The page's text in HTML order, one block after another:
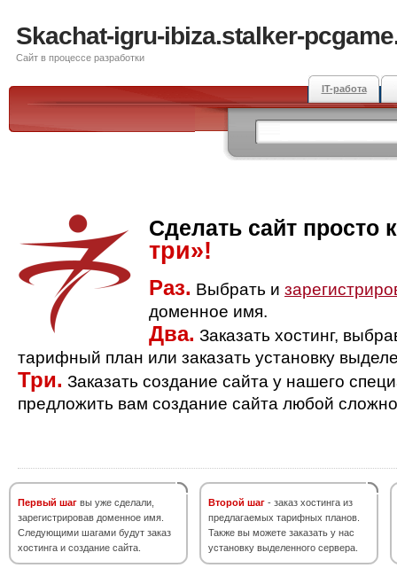
Skachat-igru-ibiza.stalker-
Сайт в процессе разработки
IT-работа
Сделать сайт просто
три»!
Раз. Выбрать и
доменное имя.
Два. Заказать хостинг,
тарифный план или заказать установку
Три. Заказать создание сайта у нашего
предложить вам создание сайта любой
Первый шаг вы уже сделали,
зарегистрировав доменное имя.
Следующими шагами будут заказ
хостинга и создание сайта.
Второй шаг - заказ хостинга из
предлагаемых тарифных планов.
Также вы можете заказать у нас
установку выделенного сервера.